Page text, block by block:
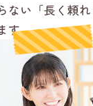
ない「長く頼
す。